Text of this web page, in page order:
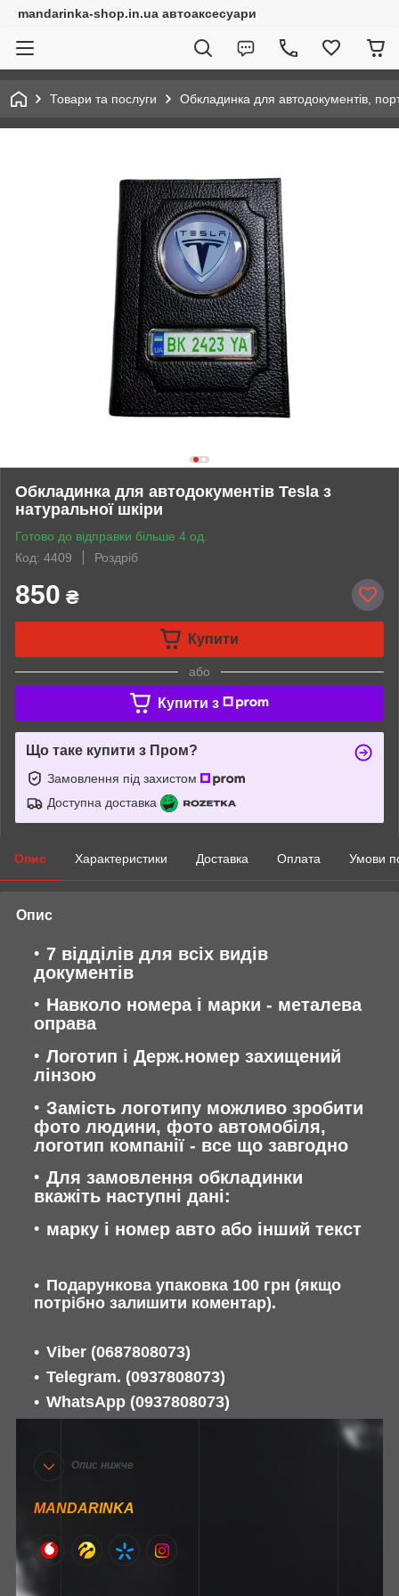
mandarinka-shop.in.ua автоаксесуари
Товари та послуги Обкладинка для автодокументів,
Обкладинка для автодокументів Tesla з
натуральної шкіри
Готово до відправки більше 4 од.
Код: 4409
Роздріб
850 ₴
Купити
або
Купити з
Що таке купити з Пром?
Замовлення під захистом
Доступна доставка
Опис Характеристики Доставка Оплата Умови
Опис
7 відділів для всіх видів
документів
Навколо номера і марки - металева
оправа
Логотип і Держ.номер захищений
лінзою
Замість логотипу можливо зробити
фото людини, фото автомобіля,
логотип компанії - все що завгодно
Для замовлення обкладинки
вкажіть наступні дані:
марку і номер авто або інший текст
Подарункова упаковка 100 грн (якщо
потрібно залишити коментар).
Viber (0687808073)
Telegram. (0937808073)
WhatsApp (0937808073)
Опис нижче
MANDARINKA